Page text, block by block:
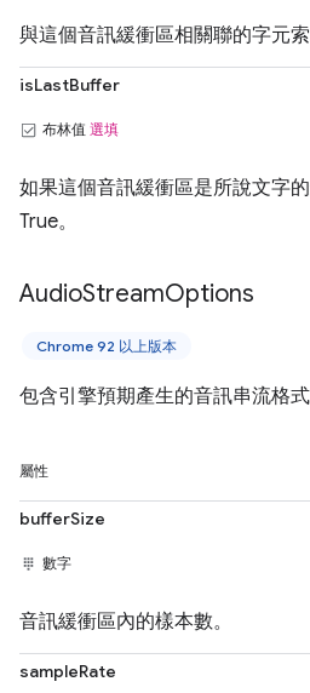
與這個音訊緩衝區相關聯的字元索
isLastBuffer
布林值 選填
如果這個音訊緩衝區是所說文字
True。
AudioStreamOptions
Chrome 92 以上版本
包含引擎預期產生的音訊串流格式
屬性
bufferSize
數字
音訊緩衝區內的樣本數。
sampleRate